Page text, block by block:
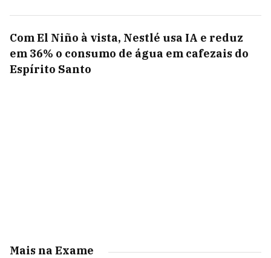
Com El Niño à vista, Nestlé usa IA e reduz
em 36% o consumo de água em cafezais do
Espírito Santo
Mais na Exame